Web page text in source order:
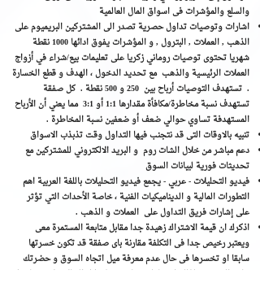
والسلع والمؤشرات فى اسواق المال العالمية
اشارات وتوصيات تداول حصرية تصدر الى المشتركين البريميوم على
الذهب , العملات , البترول , و المؤشرات يفوق ادائها 1000 نقطة
شهريا تحتوى توصيات روماني زكريا على تعليمات بيع/شراء في أزواج
العملات الرئيسية والذهب مع تحديد الدخول ، الهدف و قطع الخسارة
. تستهدف التوصيات أرباح بين 250 و 500 نقطة . كل صفقة
تستهدف نسبة مخاطرة/مكافأة مقدارها 1:1 أو 3:1 مما يعني أن الأرباح
المستهدفة تساوي حوالي ضعف أو ضعفين نسبة المخاطرة .
تنبيه بالاوقات التى قد نتجنب فيها التداول وقت تذبذب الاسواق
دعم مباشر من خلال الشات روم و البريد الالكتروني للمشتركين مع
تحديثات فورية لبيانات السوق
فيديو التحليلات - عربي - يجمع فيديو التحليلات باللغة العربية اهم
التطورات المالية و الديناميكيات الفنية ، خاصة الأحداث التي تؤثر
على إشارات فريق التداول على العملات و الذهب .
اذكرك ان قيمة الاشتراك زهيدة جدا مقابل متابعة المستمرة معى
ويعتبر رخيص جدا فى التكلفة مقارنة باى صفقة قد تكون خسرتها
سابقا او تخسرها فى حال عدم معرفة ميل اتجاه السوق و حضرتك
خارج البريميوم لذلك انضمامك معنا مربح فى كل الحالات لانه سياعدك